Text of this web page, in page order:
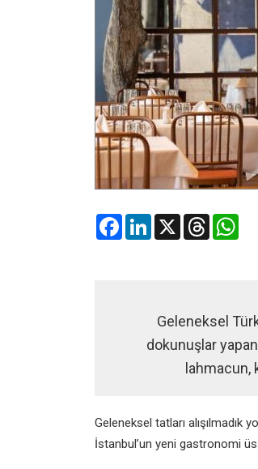
FacebookLinkedIn
X Threads
Geleneksel
dokunuşlar yapan
lahmacun,
Geleneksel tatları
İstanbul’un yeni gastronomi